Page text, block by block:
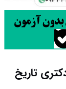
تاریخ